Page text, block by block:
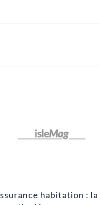
habitation : la